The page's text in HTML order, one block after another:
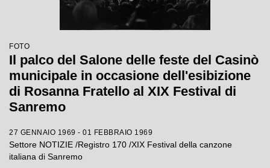
FOTO
Il palco del Salone delle feste del Casinò
municipale in occasione dell'esibizione
di Rosanna Fratello al XIX Festival di
Sanremo
27 GENNAIO 1969 - 01 FEBBRAIO 1969
Settore NOTIZIE /Registro 170 /XIX Festival della canzone
italiana di Sanremo